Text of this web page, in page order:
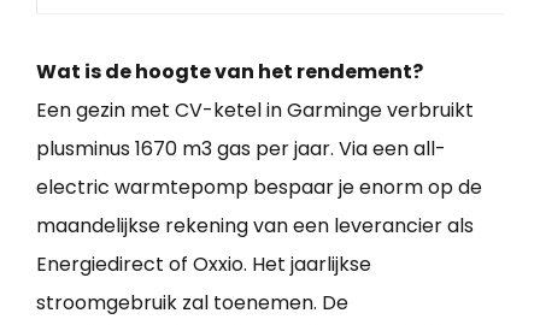
Wat is de hoogte van het rendement?
Een gezin met CV-ketel in Garminge verbruikt
plusminus 1670 m3 gas per jaar. Via een all-
electric warmtepomp bespaar je enorm op de
maandelijkse rekening van een leverancier als
Energiedirect of Oxxio. Het jaarlijkse
stroomgebruik zal toenemen. De